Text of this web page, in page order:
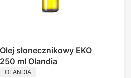
Olej słonecznikowy EKO
250 ml Olandia
PRODUCENT
OLANDIA